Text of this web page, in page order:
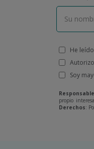
He
Soy
Responsable
propio
Derechos: